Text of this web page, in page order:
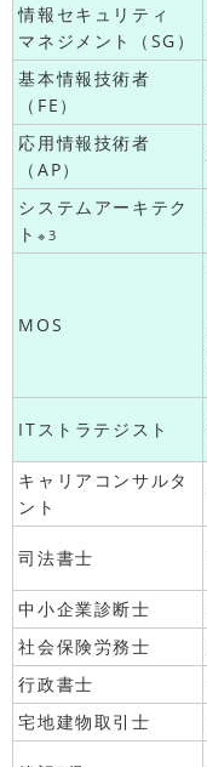
情報セキュリティ
マネジメント（SG）
基本情報技術者
（FE）
応用情報技術者
（AP）
システムアーキテク
ト※3
MOS
ITストラテジスト
キャリアコンサルタ
ント
司法書士
中小企業診断士
社会保険労務士
行政書士
宅地建物取引士